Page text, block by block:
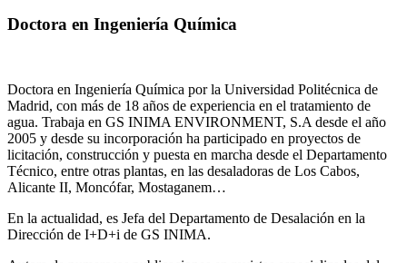
Doctora en Ingeniería Química
Doctora en Ingeniería Química por la Universidad Politécnica de
Madrid, con más de 18 años de experiencia en el tratamiento de
agua. Trabaja en GS INIMA ENVIRONMENT, S.A desde el año
2005 y desde su incorporación ha participado en proyectos de
licitación, construcción y puesta en marcha desde el Departamento
Técnico, entre otras plantas, en las desaladoras de Los Cabos,
Alicante II, Moncófar, Mostaganem…
En la actualidad, es Jefa del Departamento de Desalación en la
Dirección de I+D+i de GS INIMA.